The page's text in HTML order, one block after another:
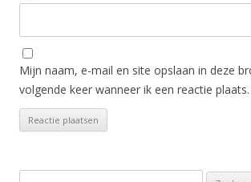
Mijn naam, e-mail en site opslaan in deze
volgende keer wanneer ik een reactie plaats.